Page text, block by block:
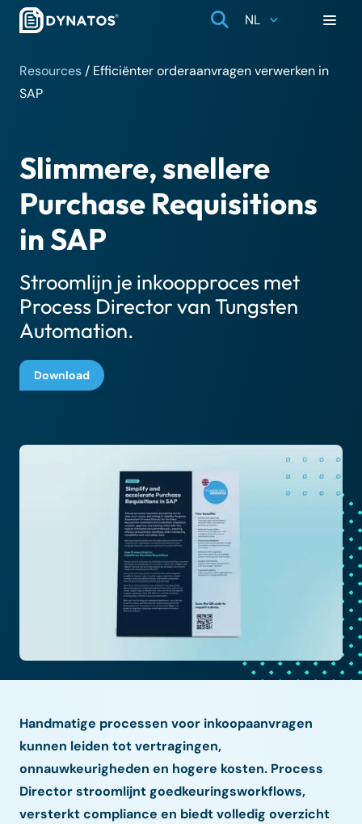
NL
Resources / Efficiënter orderaanvragen verwerken in
SAP
Slimmere, snellere
Purchase Requisitions
in SAP
Stroomlijn je inkoopproces met
Process Director van Tungsten
Automation.
Download
Handmatige processen voor inkoopaanvragen
kunnen leiden tot vertragingen,
onnauwkeurigheden en hogere kosten. Process
Director stroomlijnt goedkeuringsworkflows,
versterkt compliance en biedt volledig overzicht